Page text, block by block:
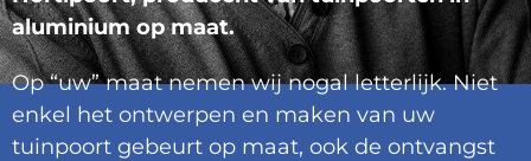
aluminium op maat.
Op “uw” maat nemen wij nogal letterlijk. Niet
enkel het ontwerpen en maken van uw
tuinpoort gebeurt op maat, ook de ontvangst